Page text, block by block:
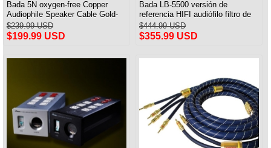
Bada 5N oxygen-free Copper
Audiophile Speaker Cable Gold-
plated Banana Plug Pair 2.5M
$239.99 USD
$199.99 USD
Bada LB-5500 versión de
referencia HIFI audiófilo filtro de
alimentación toma de corriente de
planta y Cable de alimentación
audiófilo enchufe de EE. UU.
$444.99 USD
$355.99 USD